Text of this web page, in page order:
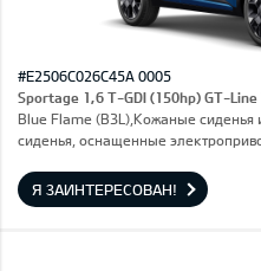
#E2506C026C45A 0005
Sportage 1,6 T-GDI (150hp) GT-Line
Blue Flame (B3L),Кожаные сиденья
сиденья, оснащенные
Я ЗАИНТЕРЕСОВАН!